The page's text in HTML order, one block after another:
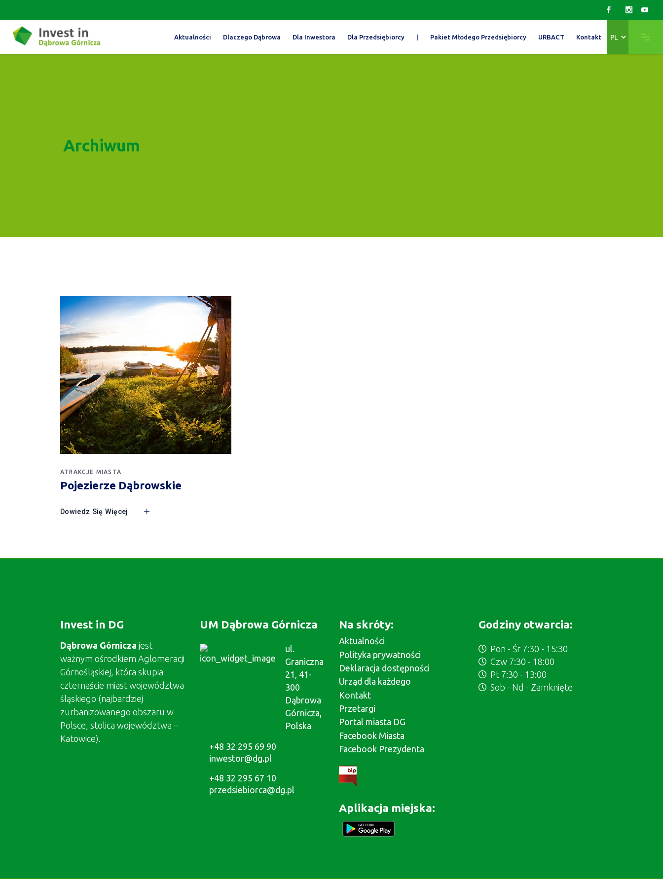
Aktualności Dlaczego Dąbrowa Dla Inwestora Dla Przedsiębiorcy | Pakiet Młodego Przedsiębiorcy URBACT Kontakt
język
Archiwum
ATRAKCJE MIASTA
Pojezierze Dąbrowskie
Dowiedz Się Więcej
Invest in DG
Dąbrowa Górnicza jest
ważnym ośrodkiem Aglomeracji
Górnośląskiej, która skupia
czternaście miast województwa
śląskiego (najbardziej
zurbanizowanego obszaru w
Polsce, stolica województwa –
Katowice).
UM Dąbrowa Górnicza
ul.
Graniczna
21, 41-
300
Dąbrowa
Górnicza,
Polska
+48 32 295 69 90
inwestor@dg.pl
+48 32 295 67 10
przedsiebiorca@dg.pl
Na skróty:
Aktualności
Polityka prywatności
Deklaracja dostępności
Urząd dla każdego
Kontakt
Przetargi
Portal miasta DG
Facebook Miasta
Facebook Prezydenta
Aplikacja miejska:
Godziny otwarcia:
Pon - Śr 7:30 - 15:30
Czw 7:30 - 18:00
Pt 7:30 - 13:00
Sob - Nd - Zamknięte